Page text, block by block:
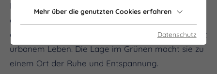
Direkt an der Saale im Paradiespark gelegen und
dennoch nur wenige Minuten vom Stadtzentrum
entfernt, verbindet die FeZi Cafébar Naturidylle mit
urbanem Leben. Die Lage im Grünen macht sie zu
einem Ort der Ruhe und Entspannung.
Mehr über die genutzten Cookies erfahren
Datenschutz